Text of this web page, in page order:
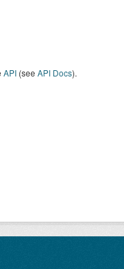
API (see API Docs).